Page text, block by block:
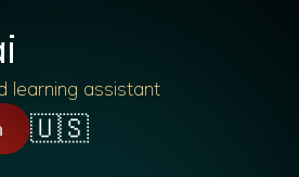
learning assistant
🇺🇸